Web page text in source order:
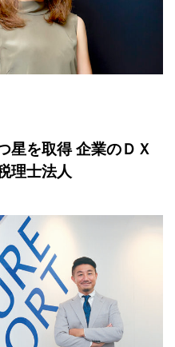
星を取得 企業のＤＸ
理士法人